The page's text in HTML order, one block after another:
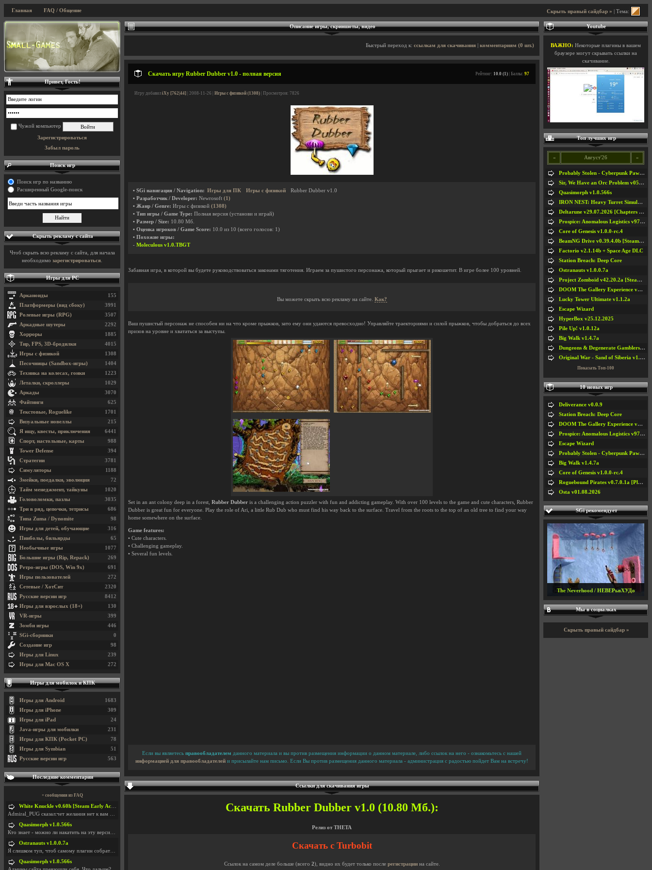
Скрыть правый сайдбар » | Тема:
Главная FAQ / Общение
Описание игры, скриншоты, видео
Быстрый переход к: ссылкам для скачивания комментариям (0 шт.)
Скачать игру Rubber Dubber v1.0 - полная версия Рейтинг: 10.0 (1) | Баллы: 97
Игру добавил iXy [762|44] | 2008-11-26 | Игры с физикой (1308) | Просмотров: 7826
• SGi навигация / Navigation: Игры для ПК Игры с физикой
Rubber Dubber v1.0
• Разработчик / Developer: Newrosoft (1)
• Жанр / Genre: Игры с физикой (1308)
• Тип игры / Game Type: Полная версия (установи и играй)
• Размер / Size: 10.80 Мб.
• Оценка игроков / Game Score: 10.0 из 10 (всего голосов: 1 )
• Похожие игры:
- Moleculous v1.0.TBGT
Забавная игра, в которой вы будете руководствоваться законами тяготения. Играем за пушистого персонажа, который прыгает и рикошетит. В игре более 100 уровней.
Вы можете скрыть всю рекламу на сайте. Как?
Ваш пушистый персонаж не способен ни на что кроме прыжков, зато ему они удаются превосходно! Управляйте траекториями и силой прыжков, чтобы добраться до всех
призов на уровне и хвататься за выступы.
Set in an ant colony deep in a forest, Rubber Dubber is a challenging action puzzler with fun and addicting gameplay. With over 100 levels to the game and cute characters, Rubber
Dubber is great fun for everyone. Play the role of Ari, a little Rub Dub who must find his way back to the surface. Travel from the roots to the top of an old tree to find your way
home somewhere on the surface.
Game features:
• Cute characters.
• Challenging gameplay.
• Several fun levels.
Если вы являетесь правообладателем данного материала и вы против размещения информации о данном материале, либо ссылок на него - ознакомьтесь с нашей
информацией для правообладателей и присылайте нам письмо. Если Вы против размещения данного материала - администрация с радостью пойдет Вам на встречу!
Ссылки для скачивания игры
Скачать Rubber Dubber v1.0 (10.80 Мб.):
Релиз от THETA
Скачать с Turbobit
Ссылок на самом деле больше (всего 2), видно их будет только после регистрациина сайте.
Привет, Гость!
Чужой компьютер
Зарегистрироваться
Забыл пароль
Поиск игр
Поиск игр по названию
Расширенный Google-поиск
Скрыть рекламу с сайта
Чтоб скрыть всю рекламу с сайта, для начала
необходимо зарегистрироваться
Игры для PC
155
Арканоиды
3991
Платформеры (вид сбоку)
3507
Ролевые игры (RPG)
2292
Аркадные шутеры
1885
Хорроры
4015
Тир, FPS, 3D-бродилки
1308
Игры с физикой
1404
Песочницы (Sandbox-игры)
1223
Техника на колесах, гонки
1029
Леталки, скроллеры
3070
Аркады
625
Файтинги
1701
Текстовые, Roguelike
215
Визуальные новеллы
6441
Я ищу, квесты, приключения
988
Спорт, настольные, карты
394
Tower Defense
3781
Стратегии
1188
Симуляторы
72
Змейки, поедалки, эволюция
1020
Тайм менеджмент, тайкуны
3035
Головоломки, пазлы
686
Три в ряд, цепочки, тетрисы
98
Типа Zuma / Dynomite
316
Игры для детей, обучающие
65
Пинболы, бильярды
1077
Необычные игры
269
Большие игры (Rip, Repack)
691
Ретро-игры (DOS, Win 9x)
272
Игры пользователей
2320
Сетевые / ХотСит
8412
Русские версии игр
130
Игры для взрослых (18+)
399
VR-игры
446
Зомби игры
0
SGi-сборники
98
Создание игр
239
Игры для Linux
272
Игры для Mac OS X
Игры для мобилок и КПК
1683
Игры для Android
309
Игры для iPhone
24
Игры для iPad
231
Java-игры для мобилки
78
Игры для КПК (Pocket PC)
51
Игры для Symbian
563
Русские версии игр
Последние комментарии
+ сообщения из FAQ
White Knuckle v0.60h [Steam Early Access]
Admiral_PUG сказал:чет желания нет к вам сюда захо
Quasimorph v1.0.566s
Кто знает - можно ли накатить на эту версию моды?
Ostranauts v1.0.0.7a
Я слишком туп, чтоб самому плагин собрать. И что-т
Quasimorph v1.0.566s
Youtube
ВАЖНО: Некоторые плагины в вашем
браузере могут скрывать ссылки на
скачивание.
Топ лучших игр
« Август'26 »
Probably Stolen - Cyberpunk Pawnshop Simulator v048c [Playtest]
Sir, We Have an Orc Problem v05.08.2026
Quasimorph v1.0.566s
IRON NEST: Heavy Turret Simulator v1.0a
Deltarune v29.07.2026 [Chapters 1-5] / + RUS [Chapters 1-5]
Prospice: Anomalous Logistics v97 [Playtest]
Core of Genesis v1.0.0-rc.4
BeamNG Drive v0.39.4.0b [Steam Early Access]
Factorio v2.1.14b + Space Age DLC
Station Breach: Deep Core
Ostranauts v1.0.0.7a
Project Zomboid v42.20.2a [Steam Early Access]
DOOM The Gallery Experience v1.4.2
Lucky Tower Ultimate v1.1.2a
Escape Wizard
HyperBox v25.12.2025
Pile Up! v1.0.12a
Big Walk v1.4.7a
Dungeons & Degenerate Gamblers v2.0.2a
Original War - Sand of Siberia v1.6.30
Показать Топ-100
10 новых игр
Deliverance v0.0.9
Station Breach: Deep Core
DOOM The Gallery Experience v1.4.2
Prospice: Anomalous Logistics v97 [Playtest]
Escape Wizard
Probably Stolen - Cyberpunk Pawnshop Simulator v048c [Playtest]
Big Walk v1.4.7a
Core of Genesis v1.0.0-rc.4
Roguebound Pirates v0.7.0.1a [Playtest]
Osta v01.08.2026
SGi рекомендует
The Neverhood / НЕВЕРьвХУДо
Мы в социалках
Скрыть правый сайдбар »